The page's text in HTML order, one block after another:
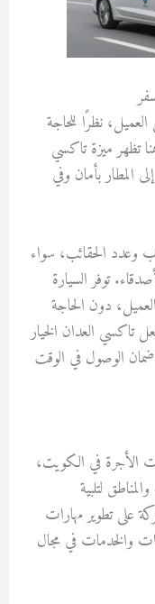
نظرًا للحاجة
تظهر ميزة تاكسي
المطار بأمان وفي
وعدد الحقائب، سواء
توفر السيارة
دون الحاجة
تاكسي العدان الخيار
الوصول في الوقت
الأجرة في الكويت،
لتلبية
على تطوير مهارات
والخدمات في مجال